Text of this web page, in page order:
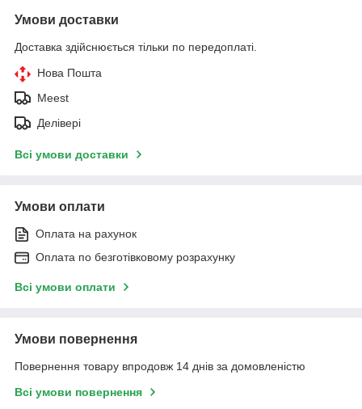
Умови доставки
Доставка здійснюється тільки по передоплаті.
Нова Пошта
Meest
Делівері
Всі умови доставки
Умови оплати
Оплата на рахунок
Оплата по безготівковому розрахунку
Всі умови оплати
Умови повернення
Повернення товару впродовж 14 днів за домовленістю
Всі умови повернення